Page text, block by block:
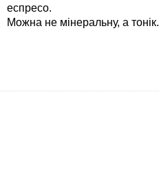
еспресо.
Можна не мінеральну, а тонік.